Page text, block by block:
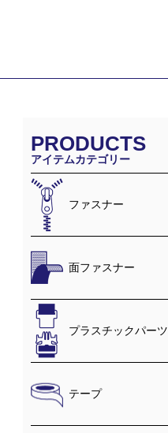
PRODUCTS
アイテムカテゴリー
ファスナー
面ファスナー
プラスチックパーツ
テープ